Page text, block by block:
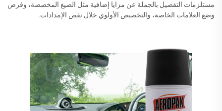
مستلزمات التفصيل بالجملة عن مزايا إضافية مثل الصيغ المخصصة، وفرص
وضع العلامات الخاصة، والتخصيص الأولوي خلال نقص الإمدادات.